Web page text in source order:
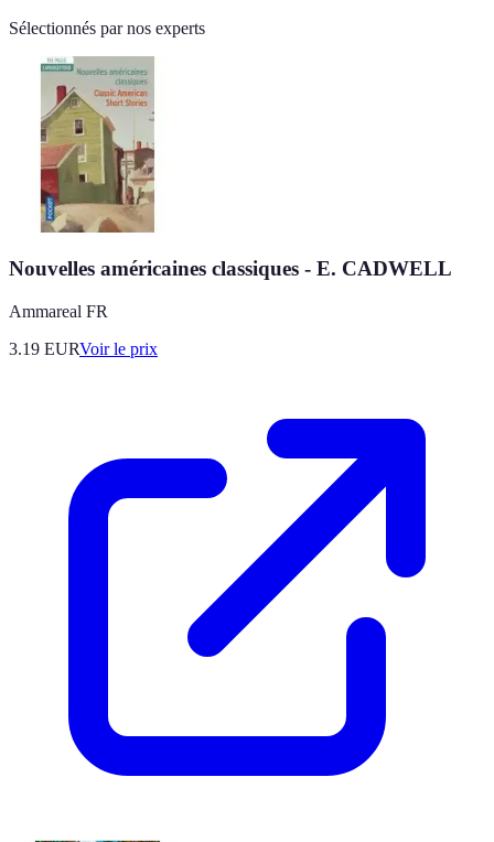
Sélectionnés par nos experts
Nouvelles américaines classiques - E. CADWELL
Ammareal FR
3.19 EURVoir le prix